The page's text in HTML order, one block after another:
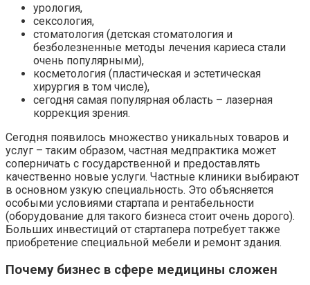
урология,
сексология,
стоматология (детская стоматология и
безболезненные методы лечения кариеса стали
очень популярными),
косметология (пластическая и эстетическая
хирургия в том числе),
сегодня самая популярная область – лазерная
коррекция зрения.
Сегодня появилось множество уникальных товаров и
услуг – таким образом, частная медпрактика может
соперничать с государственной и предоставлять
качественно новые услуги. Частные клиники выбирают
в основном узкую специальность. Это объясняется
особыми условиями стартапа и рентабельности
(оборудование для такого бизнеса стоит очень дорого).
Больших инвестиций от стартапера потребует также
приобретение специальной мебели и ремонт здания.
Почему бизнес в сфере медицины сложен